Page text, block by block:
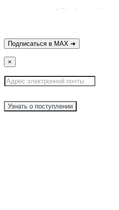
×
Узнать о поступлении